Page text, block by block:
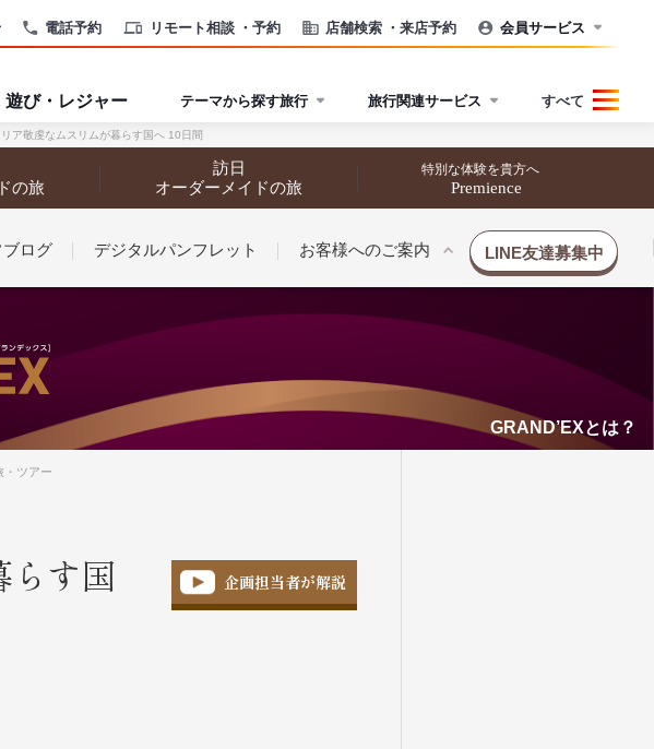
電話予約 リモート相談 ・予約 店舗検索 ・来店予約 会員サービス
遊び・レジャー テーマから探す旅行 旅行関連サービス すべて
ア敬虔なムスリムが暮らす国へ 10日間
の旅
訪日
オーダーメイドの旅
特別な体験を貴方へ
Premience
ブログ デジタルパンフレット お客様へのご案内 LINE友達募集中
GRAND’EXとは？
・ツアー
らす国
企画担当者が解説